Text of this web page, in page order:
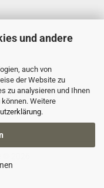
und andere
auch von
der Website zu
zu analysieren und Ihnen
Weitere
.